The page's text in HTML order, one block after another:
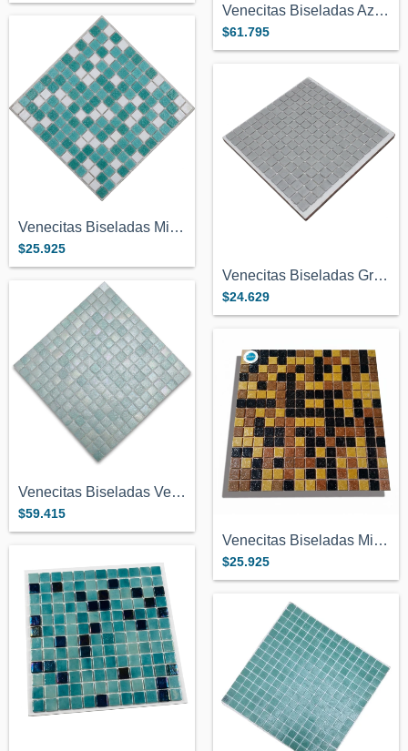
Venecitas Biseladas Azul Oscuro Premium...
$61.795
Venecitas Biseladas Mix Aguamarina Con B...
$25.925
Venecitas Biseladas Gris Claro 2x2cm Vit...
$24.629
Venecitas Biseladas Verde Clarito Premiu...
$59.415
Venecitas Biseladas Mix Marron Medio 2x2...
$25.925